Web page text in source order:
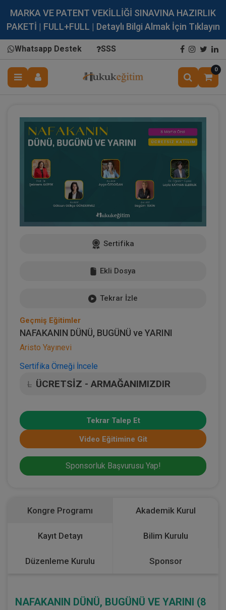
MARKA VE PATENT VEKİLLİĞİ SINAVINA HAZIRLIK
PAKETİ | FULL+FULL | Detaylı Bilgi Almak İçin Tıklayın
Whatsapp Destek SSS
0
Sertifika
Ekli Dosya
Tekrar İzle
Geçmiş Eğitimler
NAFAKANIN DÜNÜ, BUGÜNÜ ve YARINI
Aristo Yayınevi
Sertifika Örneği İncele
L ÜCRETSİZ - ARMAĞANIMIZDIR
Tekrar Talep Et
Video Eğitimine Git
Sponsorluk Başvurusu Yap!
Kongre Programı Akademik Kurul
Kayıt Detayı Bilim Kurulu
Düzenleme Kurulu Sponsor
NAFAKANIN DÜNÜ, BUGÜNÜ VE YARINI (8